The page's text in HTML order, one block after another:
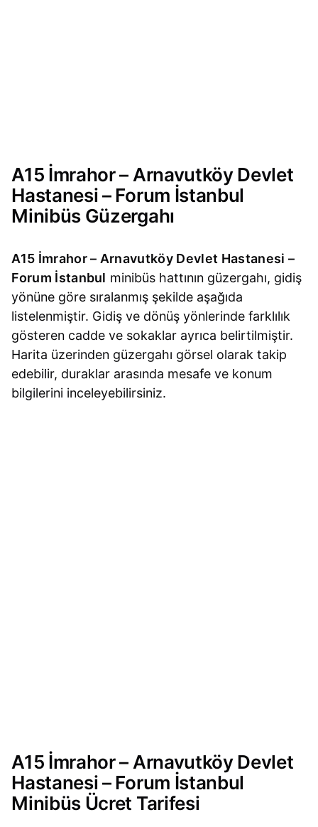
A15 İmrahor – Arnavutköy Devlet
Hastanesi – Forum İstanbul
Minibüs Güzergahı
A15 İmrahor – Arnavutköy Devlet Hastanesi –
Forum İstanbul minibüs hattının güzergahı, gidiş
yönüne göre sıralanmış şekilde aşağıda
listelenmiştir. Gidiş ve dönüş yönlerinde farklılık
gösteren cadde ve sokaklar ayrıca belirtilmiştir.
Harita üzerinden güzergahı görsel olarak takip
edebilir, duraklar arasında mesafe ve konum
bilgilerini inceleyebilirsiniz.
A15 İmrahor – Arnavutköy Devlet
Hastanesi – Forum İstanbul
Minibüs Ücret Tarifesi